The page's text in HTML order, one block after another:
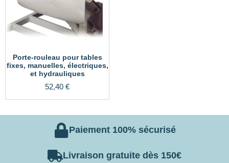
Porte-rouleau pour tables
fixes, manuelles, électriques,
et hydrauliques
52,40 €
Paiement 100% sécurisé
Livraison gratuite dès 150€